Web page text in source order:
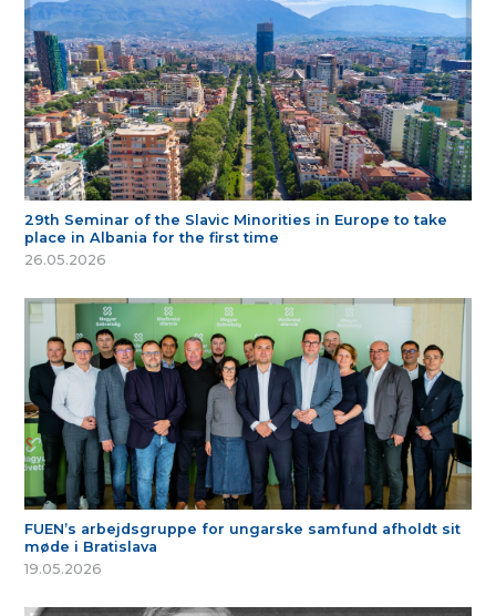
29th Seminar of the Slavic Minorities in Europe to take
place in Albania for the first time
26.05.2026
FUEN’s arbejdsgruppe for ungarske samfund afholdt sit
møde i Bratislava
19.05.2026